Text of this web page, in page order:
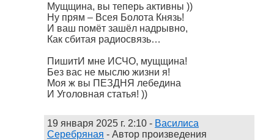
Мущщина, вы теперь активны ))
Ну прям – Всея Болота Князь!
И ваш помёт зашёл надрывно,
Как сбитая радиосвязь…
ПишитИ мне ИСЧО, мущщина!
Без вас не мыслю жизни я!
Моя ж вы ПЕЗДНЯ лебедина
И Уголовная статья! ))
19 января 2025 г. 2:10 - Василиса
Серебряная - Автор произведения